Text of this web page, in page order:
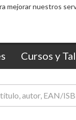
mejorar nuestros
Cursos y